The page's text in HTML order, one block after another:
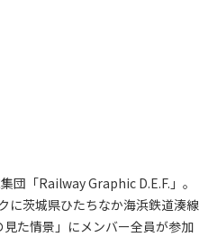
団「Railway Graphic D.E.F.」。
に茨城県ひたちなか海浜鉄道湊線
た情景」にメンバー全員が参加